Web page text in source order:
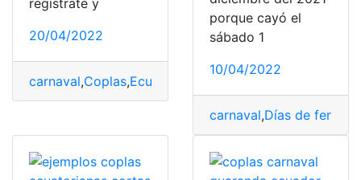
regístrate y
20/04/2022
carnaval,Coplas,Ecuador
porque cayó el
sábado 1
10/04/2022
carnaval,Días de feriado